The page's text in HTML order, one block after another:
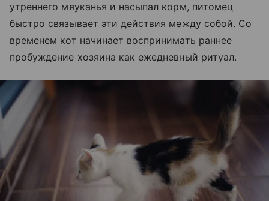
утреннего мяуканья и насыпал корм, питомец
быстро связывает эти действия между собой. Со
временем кот начинает воспринимать раннее
пробуждение хозяина как ежедневный ритуал.